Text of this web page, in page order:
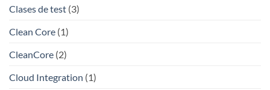
Clases de test (3)
Clean Core (1)
CleanCore (2)
Cloud Integration (1)